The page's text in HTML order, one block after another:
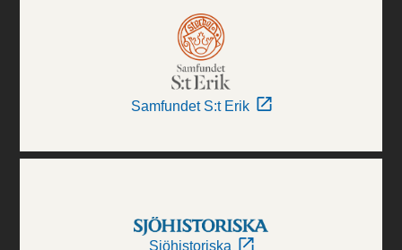
Samfundet S:t Erik
Sjöhistoriska